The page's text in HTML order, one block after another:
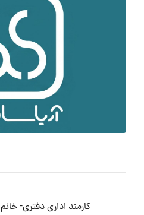
کارمند اداری دفتری- خانم